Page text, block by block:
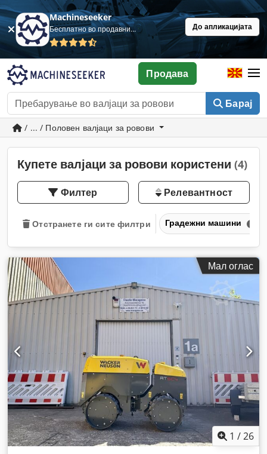
Machineseeker
Бесплатно во продавница До апликацијата
Барај
Продава
/ ... / Половен валјаци за ровови
Купете валјаци за ровови користени (4)
Филтер Релевантност
Отстранете ги сите филтри Градежни машини
Мал оглас
1 /26